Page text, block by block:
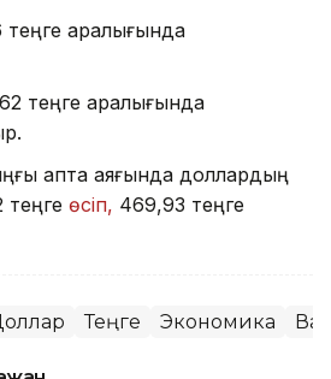
аралығында
теңге аралығында
апта аяғында доллардың
өсіп, 469,93 теңге
Теңге Экономика